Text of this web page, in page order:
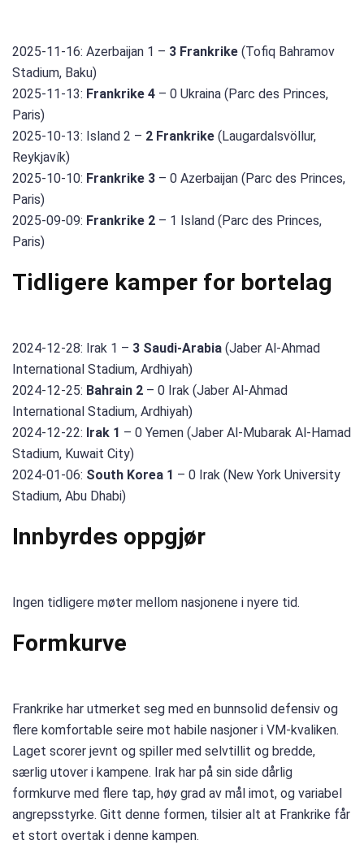
2025-11-16: Azerbaijan 1 – 3 Frankrike (Tofiq Bahramov
Stadium, Baku)
2025-11-13: Frankrike 4 – 0 Ukraina (Parc des Princes,
Paris)
2025-10-13: Island 2 – 2 Frankrike (Laugardalsvöllur,
Reykjavík)
2025-10-10: Frankrike 3 – 0 Azerbaijan (Parc des Princes,
Paris)
2025-09-09: Frankrike 2 – 1 Island (Parc des Princes,
Paris)
Tidligere kamper for bortelag
2024-12-28: Irak 1 – 3 Saudi-Arabia (Jaber Al-Ahmad
International Stadium, Ardhiyah)
2024-12-25: Bahrain 2 – 0 Irak (Jaber Al-Ahmad
International Stadium, Ardhiyah)
2024-12-22: Irak 1 – 0 Yemen (Jaber Al-Mubarak Al-Hamad
Stadium, Kuwait City)
2024-01-06: South Korea 1 – 0 Irak (New York University
Stadium, Abu Dhabi)
Innbyrdes oppgjør
Ingen tidligere møter mellom nasjonene i nyere tid.
Formkurve
Frankrike har utmerket seg med en bunnsolid defensiv og
flere komfortable seire mot habile nasjoner i VM-kvaliken.
Laget scorer jevnt og spiller med selvtillit og bredde,
særlig utover i kampene. Irak har på sin side dårlig
formkurve med flere tap, høy grad av mål imot, og variabel
angrepsstyrke. Gitt denne formen, tilsier alt at Frankrike får
et stort overtak i denne kampen.